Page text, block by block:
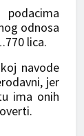
odnosa
lica.
navode
jer
ima onih